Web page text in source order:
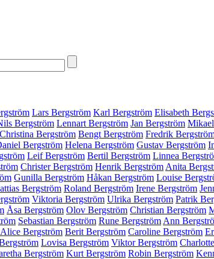
Lars Bergström Karl Bergström Elisabeth
Bergström Lennart Bergström Jan Bergström
Christina Bergström Bengt Bergström Fredrik
Bergström Helena Bergström Gustav Bergström
Leif Bergström Bertil Bergström Linnea
Christer Bergström Henrik Bergström Anita
Gunilla Bergström Håkan Bergström Louise
Bergström Roland Bergström Irene Bergström
Viktoria Bergström Ulrika Bergström Patrik
Åsa Bergström Olov Bergström Christian Bergström
Sebastian Bergström Rune Bergström Ann
Alice Bergström Berit Bergström Caroline Bergström
Lovisa Bergström Viktor Bergström
Bergström Kurt Bergström Robin Bergström